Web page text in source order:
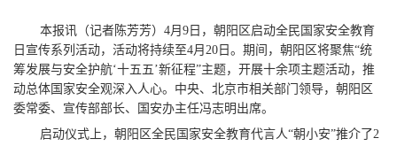
侧
栏
本报讯（记者陈芳芳）4月9日，朝阳区启动全民国家安全教育
日宣传系列活动，活动将持续至4月20日。期间，朝阳区将聚焦“统
筹发展与安全护航‘十五五’新征程”主题，开展十余项主题活动，推
动总体国家安全观深入人心。中央、北京市相关部门领导，朝阳区
委常委、宣传部部长、国安办主任冯志明出席。
启动仪式上，朝阳区全民国家安全教育代言人“朝小安”推介了2